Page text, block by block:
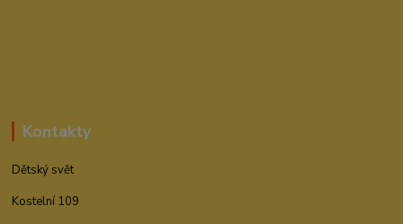
Kontakty
Dětský svět
Kostelní 109